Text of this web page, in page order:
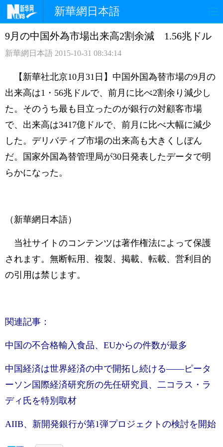
新華網日本語
ホームページ 政治 経済
観光 評論 写真
中日対訳
9月の中国外為市場出来高2割余減 1.56兆ドル
新華網日本語 2015-10-31 08:34:14
【新華社北京10月31日】中国外国為替市場の9月の
出来高は1・56兆ドルで、前月に比べ2割余り減少し
た。そのうち最も目立ったのが銀行の対顧客市場
で、出来高は3417億ドルで、前月に比べ大幅に減少
した。デリバティブ市場の出来高も大きくしぼん
だ。国家外国為替管理局が30日発表したデータで明
らかになった。
（新華網日本語）
当社サイトのコンテンツは著作権法によって保護
されます。無断転用、複製、掲載、転載、営利目的
の引用は禁じます。
関連記事：
中国の不合格輸入食品、EUからの件数が最多
中国経済は世界経済の中で開拓し続ける――ピータ
ーソン国際経済研究所の先任研究員、二コラス・ラ
ディ氏を特別取材
AIIB、新開発銀行が第1弾プロジェクトの検討を開始